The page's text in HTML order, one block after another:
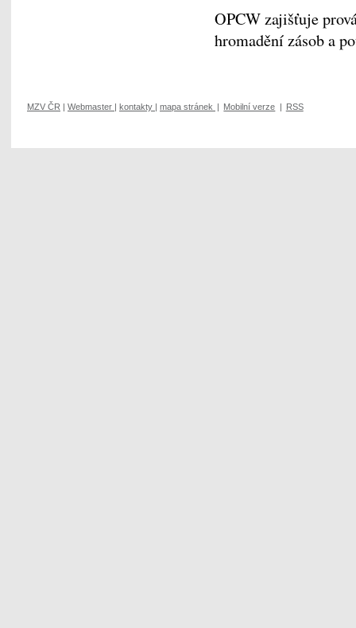
OPCW zajišťuje
hromadění zásob a
MZV ČR | Webmaster | kontakty | mapa stránek | Mobilní verze | RSS